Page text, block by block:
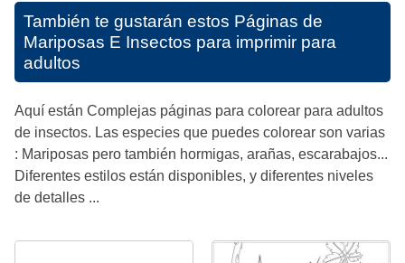
También te gustarán estos Páginas de
Mariposas E Insectos para imprimir para
adultos
Aquí están Complejas páginas para colorear para adultos
de insectos. Las especies que puedes colorear son varias
: Mariposas pero también hormigas, arañas, escarabajos...
Diferentes estilos están disponibles, y diferentes niveles
de detalles ...